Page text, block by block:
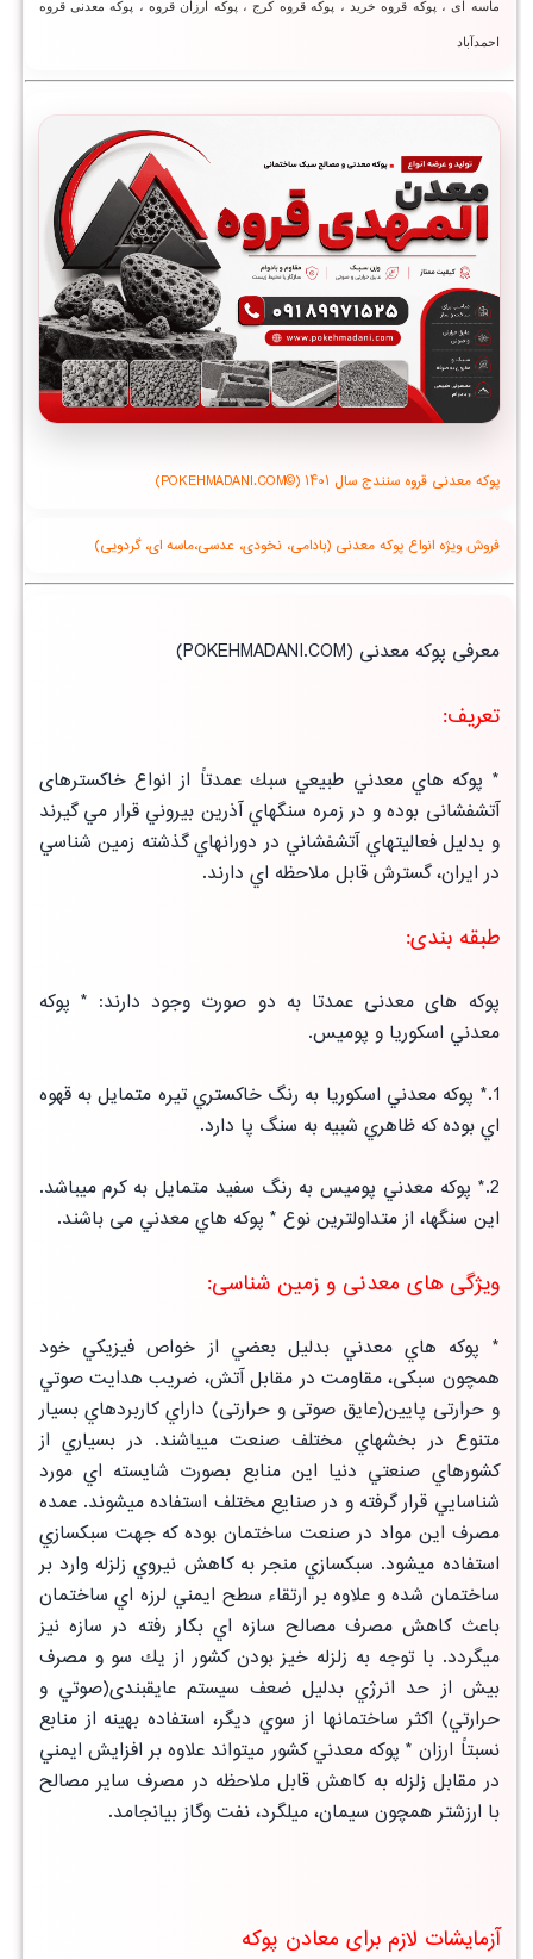
ماسه ای ، پوکه قروه خرید ، پوکه قروه کرج ، پوکه ارزان قروه ، پوکه معدنی قروه
احمدآباد
پوکه معدنی قروه سنندج سال ۱۴۰۱ (©POKEHMADANI.COM)
فروش ویژه انواع پوکه معدنی (بادامی، نخودی، عدسی،ماسه ای، گردویی)
معرفی پوکه معدنی (POKEHMADANI.COM)
تعریف:
* پوكه هاي معدني طبيعي سبك عمدتاً از انواع خاکسترهای
آتشفشانی بوده و در زمره سنگهاي آذرين بيروني قرار مي گيرند
و بدليل فعاليتهايآتشفشاني در دورانهاي گذشته زمين شناسي
در ايران، گسترش قابل ملاحظه اي دارند.
طبقه بندی:
پوکه های معدنی عمدتا به دو صورت وجود دارند: * پوكه
معدني اسكوريا و پوميس.
1.* پوكه معدني اسكوريا به رنگ
خاكستري تيره متمايل به قهوه
ايبوده كه ظاهري شبيه به سنگ پا دارد.
2.* پوكه معدني پوميس به رنگ سفيد متمايل به كرم ميباشد.
اين سنگها، از متداولترين نوع * پوكه هاي معدني می باشند.
ویژگی های معدنی و زمین شناسی:
* پوكه هاي معدني بدليل بعضي از خواص فيزيكي خود
همچون سبكی، مقاومت در مقابل آتش، ضريب هدايت صوتي
و حرارتی پايين(عايق صوتی و حرارتی) داراي كاربردهاي بسيار
متنوع در بخشهاي مختلف صنعت ميباشند. در بسياري از
كشورهاي صنعتي دنيا اين منابع بصورت شايسته اي مورد
شناسايي قرار گرفته و در صنايع مختلف استفاده ميشوند. عمده
مصرف اين مواد در صنعت ساختمان بوده كه جهت سبكسازي
استفاده ميشود. سبكسازي منجر به كاهش نيروي زلزله وارد بر
ساختمان شده و علاوه بر ارتقاء سطح ايمني لرزه اي ساختمان
باعث كاهش مصرف مصالح سازه اي بكار رفته در سازه نيز
ميگردد. با توجه به زلزله خيز بودن كشور از يك سو و مصرف
بيش از حد انرژي بدليل ضعف سيستمعايقبندی(صوتي و
حرارتي) اكثر ساختمانها از سوي ديگر، استفاده بهينه از منابع
نسبتاً ارزان * پوكه معدني كشور ميتواند علاوه بر افزايش ايمني
در مقابل زلزله بهكاهش قابل ملاحظه در مصرف ساير مصالح
با ارزشتر همچون سيمان، ميلگرد، نفت وگاز بيانجامد.
آزمایشات لازم برای معادن پوکه